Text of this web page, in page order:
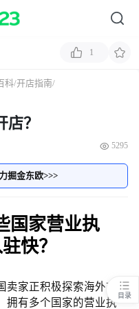
1
科/开店指南/
？
5295
掘金东欧>>>
国家营业执
快？
家正积极探索海外市
拥有多个国家的营业执
目录